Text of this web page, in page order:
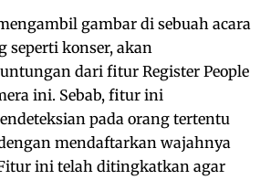
gambar di sebuah acara
seperti konser, akan
dari fitur Register People
ini. Sebab, fitur ini
pada orang tertentu
mendaftarkan wajahnya
ini telah ditingkatkan agar